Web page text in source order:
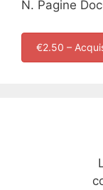
N. Pagine
€2.50 –